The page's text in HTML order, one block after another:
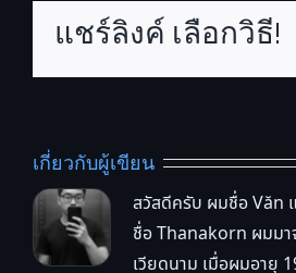
แชร์ลิงค์ เลือกวิธี!
เกี่ยวกับผู้เขียน
สวัสดีครับ ผมชื่อ Văn
ชื่อ Thanakorn ผมมา
เวียดนาม เมื่อผมอายุ